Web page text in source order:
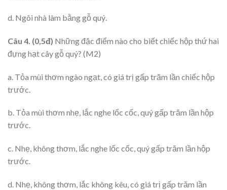
d. Ngôi nhà làm bằng gỗ quý.
Câu 4. (0,5đ) Những đặc điểm nào cho biết chiếc hộp thứ hai
đựng hạt cây gỗ quý? (M2)
a. Tỏa mùi thơm ngào ngạt, có giá trị gấp trăm lần chiếc hộp
trước.
b. Tỏa mùi thơm nhẹ, lắc nghe lốc cốc, quý gấp trăm lần hộp
trước.
c. Nhẹ, không thơm, lắc nghe lốc cốc, quý gấp trăm lần hộp
trước.
d. Nhẹ, không thơm, lắc không kêu, có giá trị gấp trăm lần